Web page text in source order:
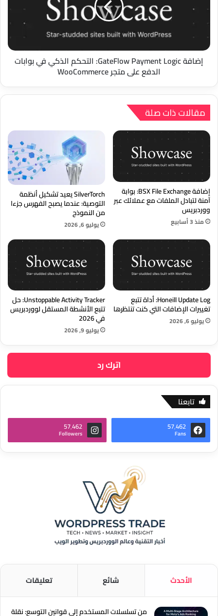
التحكم
بوابات
الدفع
على
متجر
إضافة GateFlow Payment Logic: التحكم الذكي في بوابات
الدفع على متجر WooCommerce
مقالات ذات صلة
إضافة BSX File Exchange: بوابة
آمنة لتبادل الملفات مع عملائك عبر
ووردبريس
منذ 3 أسابيع
SilverTorch يعيد تشكيل أنظمة
التوصية: عندما يصبح الفهرس جزءا
من النموذج
يوليو 6, 2026
Honeill Update Log: أداة تتبع
تغييرات الإضافات التي كنت تنتظرها
يوليو 6, 2026
Unstoppable Activity Tracker: حل
تتبع الأنشطة المستقل لووردبريس
في 2026
يوليو 9, 2026
اترك رد
تابعنا
57٬462
Fans
57٬462
Followers
الأحدث شائع تعليقات
من تسلسلات المستخدم إلى قوانين التوسع: نقلة